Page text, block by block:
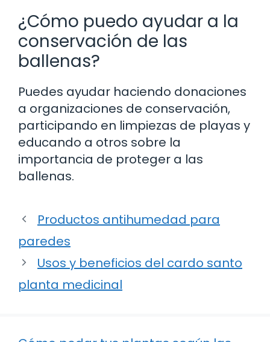
¿Cómo puedo ayudar a la
conservación de las
ballenas?
Puedes ayudar haciendo donaciones
a organizaciones de conservación,
participando en limpiezas de playas y
educando a otros sobre la
importancia de proteger a las
ballenas.
Productos antihumedad para
paredes
Usos y beneficios del cardo santo
planta medicinal